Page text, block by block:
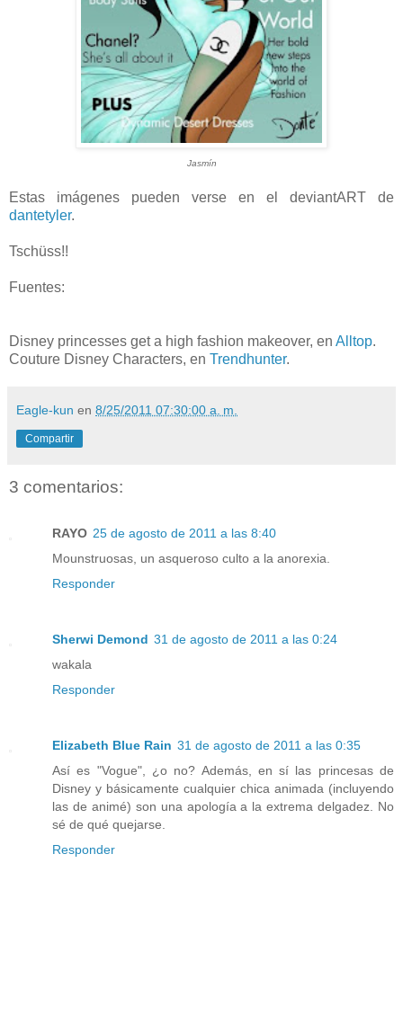
Jasmín
Estas imágenes pueden verse en el deviantART de
dantetyler.
Tschüss!!
Fuentes:
Disney princesses get a high fashion makeover, en Alltop.
Couture Disney Characters, en Trendhunter.
Eagle-kun en 8/25/2011 07:30:00 a. m.
Compartir
3 comentarios:
RAYO 25 de agosto de 2011 a las 8:40
Mounstruosas, un asqueroso culto a la anorexia.
Responder
Sherwi Demond 31 de agosto de 2011 a las 0:24
wakala
Responder
Elizabeth Blue Rain 31 de agosto de 2011 a las 0:35
Así es "Vogue", ¿o no? Además, en sí las princesas de
Disney y básicamente cualquier chica animada (incluyendo
las de animé) son una apología a la extrema delgadez. No
sé de qué quejarse.
Responder